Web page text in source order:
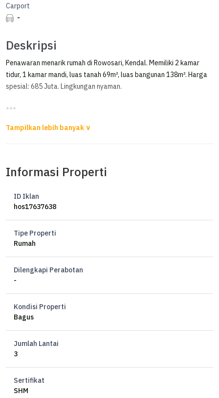
Carport
-
Deskripsi
Penawaran menarik rumah di Rowosari, Kendal. Memiliki 2 kamar
tidur, 1 kamar mandi, luas tanah 69m², luas bangunan 138m². Harga
spesial: 685 Juta. Lingkungan nyaman.
***
*View lapangan bola
*Dekat sirquit Mijen
*Dekat taman Mijen
Informasi Properti
ID Iklan
hos17637638
Tipe Properti
Rumah
Dilengkapi Perabotan
-
Kondisi Properti
Bagus
Jumlah Lantai
3
Sertifikat
SHM